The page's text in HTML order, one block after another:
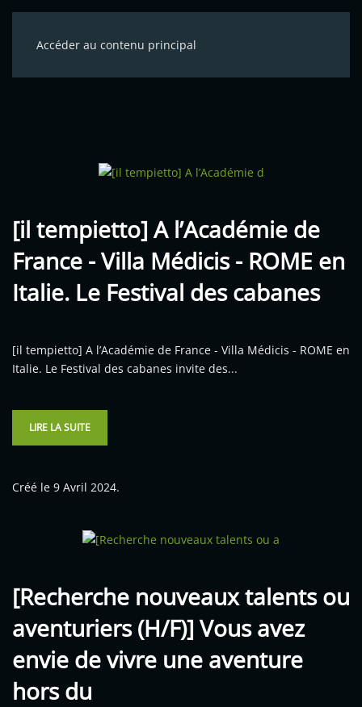
Accéder au contenu principal
[il tempietto] A l’Académie de
France - Villa Médicis - ROME en
Italie. Le Festival des cabanes
[il tempietto] A l’Académie de France - Villa Médicis - ROME en
Italie. Le Festival des cabanes invite des...
LIRE LA SUITE
Créé le 9 Avril 2024.
[Recherche nouveaux talents ou
aventuriers (H/F)] Vous avez
envie de vivre une aventure
hors du